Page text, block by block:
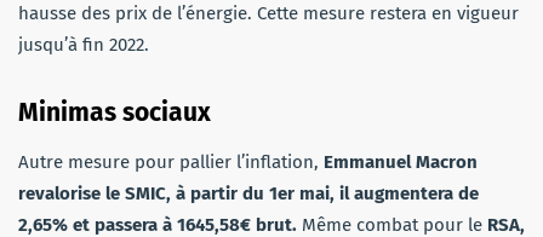
hausse des prix de l’énergie. Cette mesure restera en vigueur
jusqu’à fin 2022.
Minimas sociaux
Autre mesure pour pallier l’inflation, Emmanuel Macron
revalorise le SMIC, à partir du 1er mai, il augmentera de
2,65% et passera à 1645,58€ brut. Même combat pour le RSA,